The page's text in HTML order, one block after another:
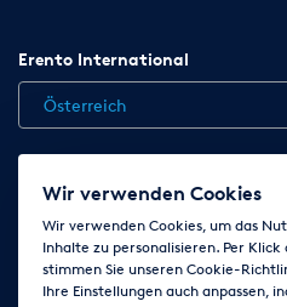
Erento International
Österreich
Jobs Kontakt News
AGB
Impressum
Folge
Wir verwenden Cookies
Wir verwenden Cookies, um das
Inhalte zu personalisieren. Per
stimmen Sie unseren Cookie-
Ihre Einstellungen auch anpassen,